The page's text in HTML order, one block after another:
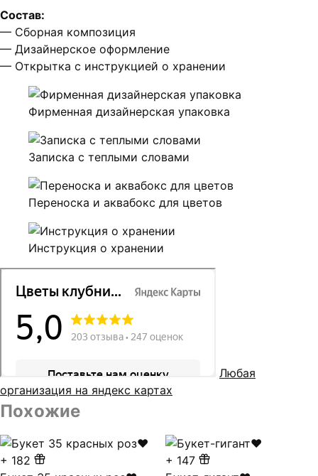
Состав:
— Сборная композиция
— Дизайнерское оформление
— Открытка с инструкцией о хранении
Фирменная дизайнерская упаковка
Записка с теплыми словами
Переноска и аквабокс для цветов
Инструкция о хранении
Любая
организация на яндекс картах
Похожие
+ 182
+ 147